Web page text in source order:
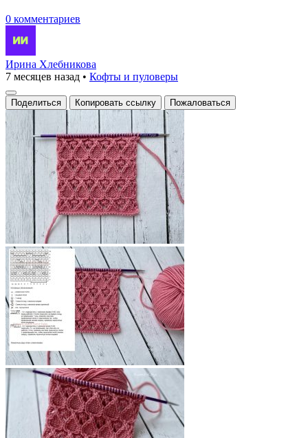
0 комментариев
Ирина Хлебникова
7 месяцев назад • Кофты и пуловеры
Поделиться Копировать ссылку Пожаловаться